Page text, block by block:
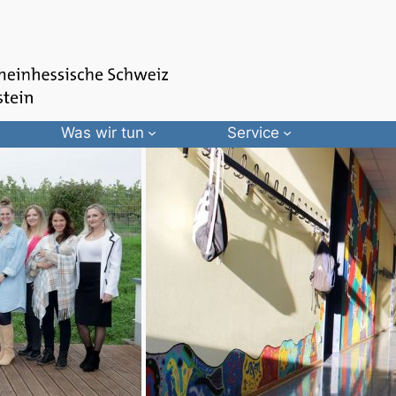
Was wir tun Service